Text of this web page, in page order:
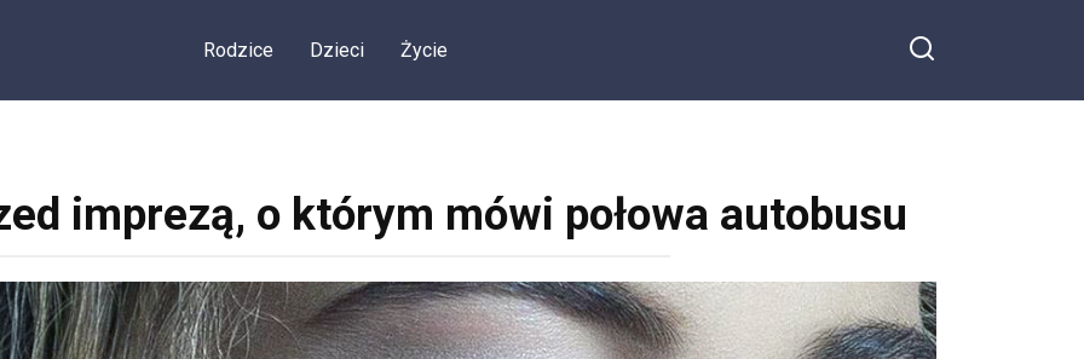
Rodzice Dzieci Życie
imprezą, o którym mówi połowa autobusu